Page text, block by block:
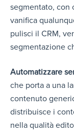
segmentato, con
vanifica
pulisci il CRM,
segmentazione
Automatizzare
che porta a una
contenuto
distribuisce i
nella qualità